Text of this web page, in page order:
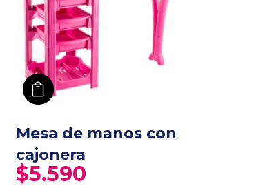
añadir a carro
Mesa de manos con
cajonera
$5.590